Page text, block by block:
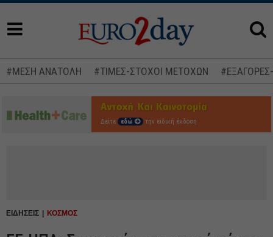
#ΜΕΣΗ ΑΝΑΤΟΛΗ #ΤΙΜΕΣ-ΣΤΟΧΟΙ ΜΕΤΟΧΩΝ
Δείτε εδώ την ειδική έκδοση
ΕΙΔΗΣΕΙΣ ΚΟΣΜΟΣ